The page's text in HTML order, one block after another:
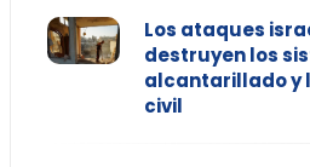
Los ataques
destruyen los
alcantarillado y
civil